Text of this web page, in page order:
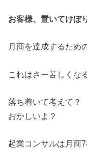
お客様、置いてけぼ
月商を達成するため
これはさー苦しくな
落ち着いて考えて？
おかしいよ？
起業コンサルは月商